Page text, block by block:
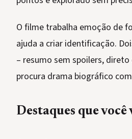
O filme trabalha emoção de
ajuda a criar identificação.
– resumo sem spoilers,
procura drama biográfico
Destaques que